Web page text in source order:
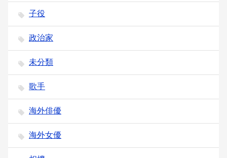
子役
政治家
未分類
歌手
海外俳優
海外女優